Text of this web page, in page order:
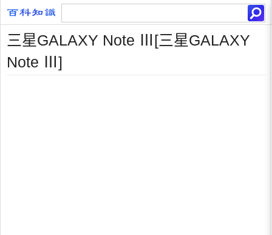
三星GALAXY Note Ⅲ[三星GALAXY
Note Ⅲ]